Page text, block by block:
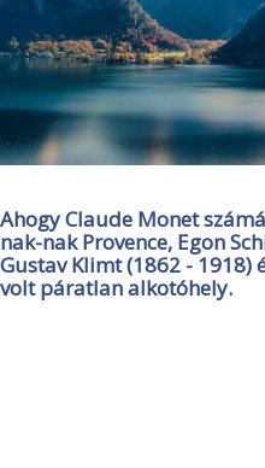
Ahogy Claude Monet
nak-nak Provence, Egon
Gustav Klimt (1862 - 1918)
volt páratlan alkotóhely.